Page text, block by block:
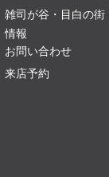
雑司が谷・目白の街
情報
お問い合わせ
来店予約